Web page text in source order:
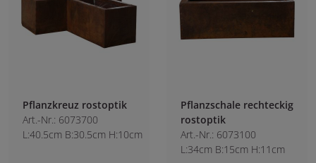
Pflanzkreuz rostoptik
Art.-Nr.: 6073700
L:40.5cm B:30.5cm H:10cm
Pflanzschale rechteckig
rostoptik
Art.-Nr.: 6073100
L:34cm B:15cm H:11cm